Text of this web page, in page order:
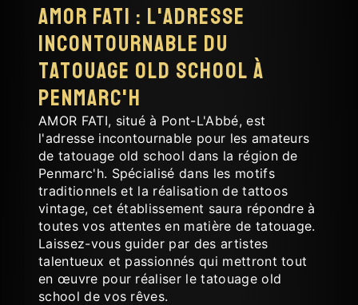
AMOR FATI : l'adresse
incontournable du
tatouage old school à
Penmarc'h
AMOR FATI, situé à Pont-L'Abbé, est
l'adresse incontournable pour les amateurs
de tatouage old school dans la région de
Penmarc'h. Spécialisé dans les motifs
traditionnels et la réalisation de tattoos
vintage, cet établissement saura répondre à
toutes vos attentes en matière de tatouage.
Laissez-vous guider par des artistes
talentueux et passionnés qui mettront tout
en œuvre pour réaliser le tatouage old
school de vos rêves.